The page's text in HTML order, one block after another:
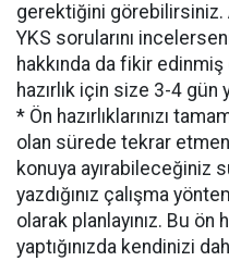
gerektiğini görebilirsiniz.
YKS sorularını
hakkında da fikir
hazırlık için size 3-4 gün
* Ön hazırlıklarınızı
olan sürede tekrar
konuya ayırabileceğiniz
yazdığınız çalışma
olarak planlayınız. Bu ön
yaptığınızda kendinizi